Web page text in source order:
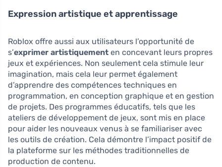
Expression artistique et apprentissage
Roblox offre aussi aux utilisateurs l’opportunité de
s’exprimer artistiquement en concevant leurs propres
jeux et expériences. Non seulement cela stimule leur
imagination, mais cela leur permet également
d’apprendre des compétences techniques en
programmation, en conception graphique et en gestion
de projets. Des programmes éducatifs, tels que les
ateliers de développement de jeux, sont mis en place
pour aider les nouveaux venus à se familiariser avec
les outils de création. Cela démontre l’impact positif de
la plateforme sur les méthodes traditionnelles de
production de contenu.